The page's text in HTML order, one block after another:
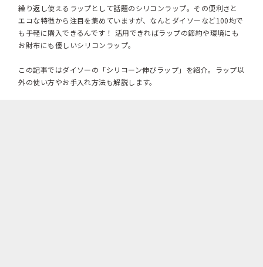
繰り返し使えるラップとして話題のシリコンラップ。その便利さと
エコな特徴から注目を集めていますが、なんとダイソーなど100均で
も手軽に購入できるんです！ 活用できればラップの節約や環境にも
お財布にも優しいシリコンラップ。
この記事ではダイソーの「シリコーン伸びラップ」を紹介。ラップ以
外の使い方やお手入れ方法も解説します。